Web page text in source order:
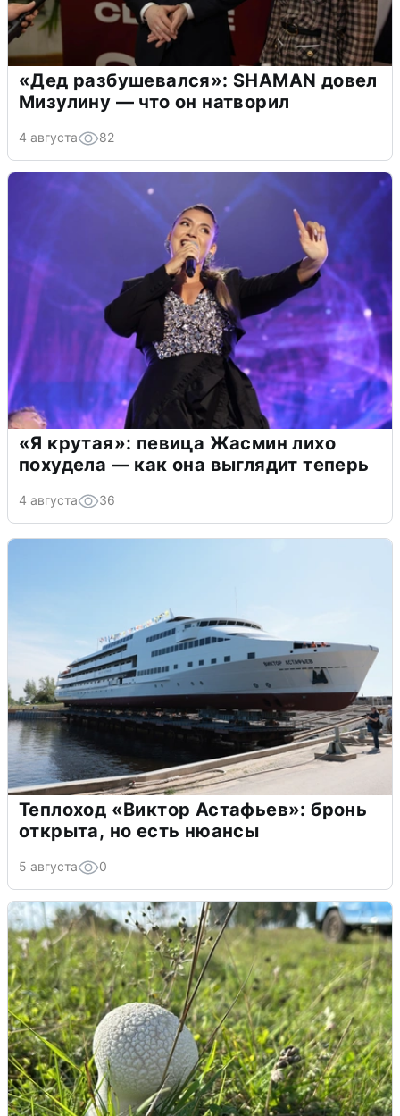
«Дед разбушевался»: SHAMAN довел
Мизулину — что он натворил
4 августа 82
«Я крутая»: певица Жасмин лихо
похудела — как она выглядит теперь
4 августа 36
Теплоход «Виктор Астафьев»: бронь
открыта, но есть нюансы
5 августа 0